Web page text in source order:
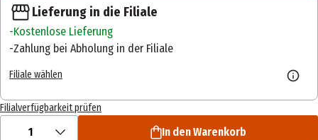
Lieferung in die Filiale
Kostenlose Lieferung
Zahlung bei Abholung in der Filiale
Filiale wählen
Filialverfügbarkeit prüfen
1 In den Warenkorb